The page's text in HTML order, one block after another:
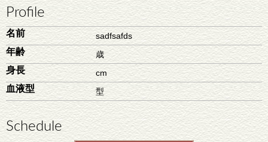
Profile
名前 sadfsafds
年齢 歳
身長 cm
血液型 型
Schedule